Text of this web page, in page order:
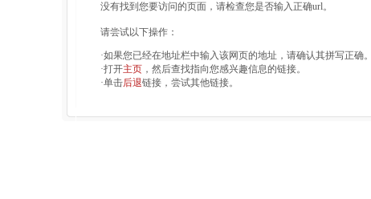
没有找到您要访问的页面，请检查您是否输入正确url。
请尝试以下操作：
·如果您已经在地址栏中输入该网页的地址，请确认其拼写正确。
·打开主页 ，然后查找指向您感兴趣信息的链接。
·单击后退链接，尝试其他链接。